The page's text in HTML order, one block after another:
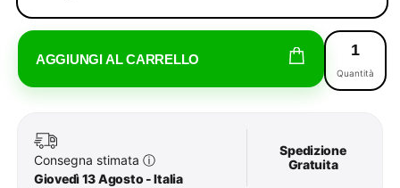
AGGIUNGI AL CARRELLO
Quantità
Consegna stimata ⓘ
Giovedì 13 Agosto - Italia
Spedizione
Gratuita